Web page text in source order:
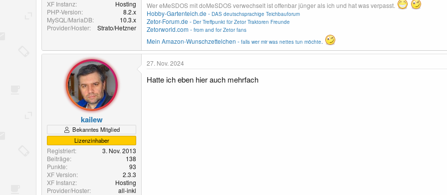
XF Instanz
Hosting
PHP-Version
8.2.x
MySQL/MariaDB
10.3.x
Provider/Hoster
Strato/Hetzner
Wer eMeSDOS mit doMeSDOS verwechselt ist offenbar jünger als ich und hat was verpasst.
Hobby-Gartenteich.de - DAS deutschsprachige Teichbauforum
Zetor-Forum.de - Der Treffpunkt für Zetor Traktoren Freunde
Zetorworld.com - from and for Zetor fans
Mein Amazon-Wunschzettelchen - falls wer mir was nettes tun möchte.
kailew
Bekanntes Mitglied
Lizenzinhaber
Registriert
3. Nov. 2013
Beiträge
138
Punkte
93
XF Version
2.3.3
XF Instanz
Hosting
Provider/Hoster
all-inkl
27. Nov. 2024
Hatte ich eben hier auch mehrfach